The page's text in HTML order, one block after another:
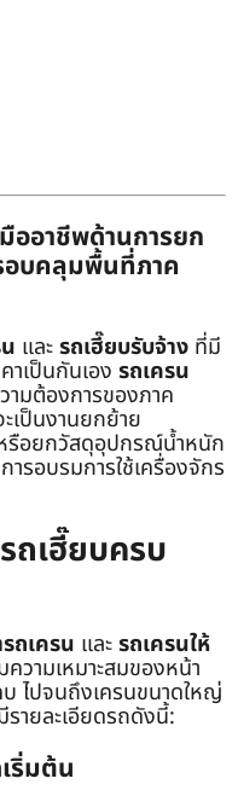
ออาชีพด้านการยก
อบคลุมพื้นที่ภาค
และรถเฮี๊ยบรับจ้าง ที่มี
าเป็นกันเอง รถเครน
มต้องการของภาค
เป็นงานยกย้าย
รือยกวัสดุอุปกรณ์น้ำหนัก
รอบรมการใช้เครื่องจักร
ถเฮี๊ยบครบ
รถเครน และรถเครนให้
วามเหมาะสมของหน้า
ไปจนถึงเครนขนาดใหญ่
รายละเอียดรถดังนี้:
ริ่มต้น